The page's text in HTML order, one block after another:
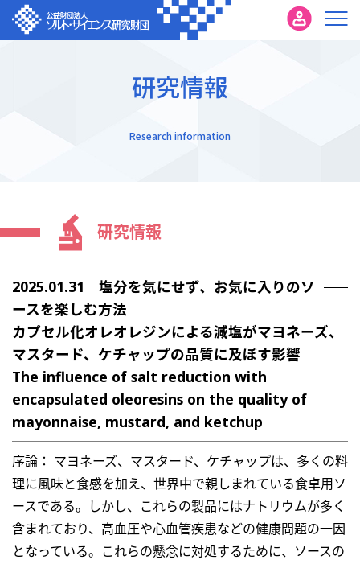
研究情報
Research information
研究情報
2025.01.31 塩分を気にせず、お気に入りのソ
ースを楽しむ方法
カプセル化オレオレジンによる減塩がマヨネーズ、
マスタード、ケチャップの品質に及ぼす影響
The influence of salt reduction with
encapsulated oleoresins on the quality of
mayonnaise, mustard, and ketchup
序論： マヨネーズ、マスタード、ケチャップは、多くの料
理に風味と食感を加え、世界中で親しまれている食卓用ソ
ースである。しかし、これらの製品にはナトリウムが多く
含まれており、高血圧や心血管疾患などの健康問題の一因
となっている。これらの懸念に対処するために、ソースの